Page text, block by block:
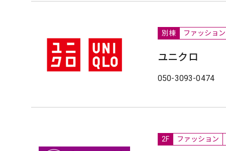
別棟 ファッション
ユニクロ
050-3093-0474
2F ファッション